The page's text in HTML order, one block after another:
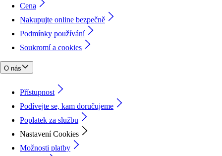
Cena
Nakupujte online bezpečně
Podmínky používání
Soukromí a cookies
O nás
Přístupnost
Podívejte se, kam doručujeme
Poplatek za službu
Nastavení Cookies
Možnosti platby